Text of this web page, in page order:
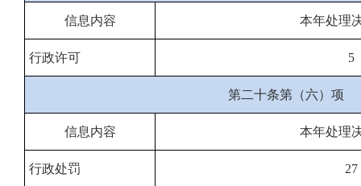
信息内容 本年处理
行政许可 5
第二十条第（六）项
信息内容 本年处理
行政处罚 27